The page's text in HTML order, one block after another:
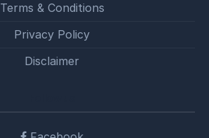
Terms & Conditions
Privacy Policy
Disclaimer